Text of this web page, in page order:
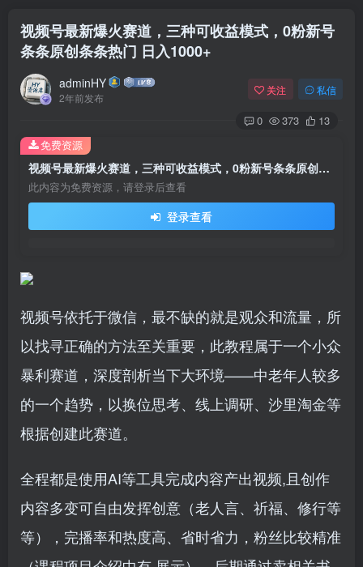
视频号最新爆火赛道，三种可收益模式，0粉新号
条条原创条条热门 日入1000+
adminHY
2年前发布
关注 私信
0 373 13
视频号最新爆火赛道，三种可收益模式，0粉新号条条原创条条热门 日入1000+
此内容为免费资源，请登录后查看
登录查看
免费资源
视频号依托于微信，最不缺的就是观众和流量，所
以找寻正确的方法至关重要，此教程属于一个小众
暴利赛道，深度剖析当下大环境——中老年人较多
的一个趋势，以换位思考、线上调研、沙里淘金等
根据创建此赛道。
全程都是使用AI等工具完成内容产出视频,且创作
内容多变可自由发挥创意（老人言、祈福、修行等
等），完播率和热度高、省时省力，粉丝比较精准